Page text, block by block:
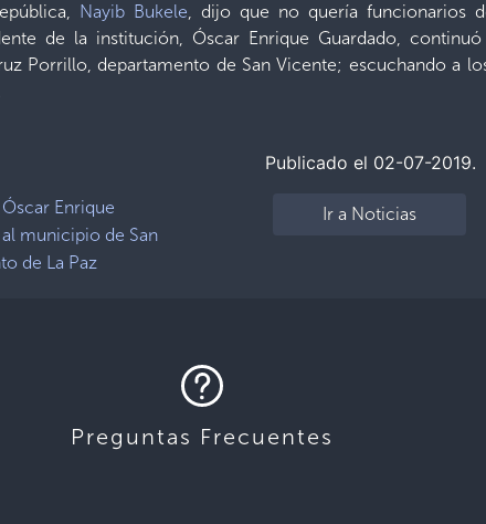
Nayib Bukele, dijo que no quería funcionarios
de la institución, Óscar Enrique Guardado,
Porrillo, departamento de San Vicente; escuchando a
Publicado el 02-07-2019.
Enrique
municipio de San
de La Paz
Ir a Noticias
Preguntas Frecuentes